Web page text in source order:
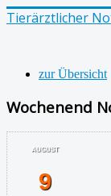
Tierärztlicher
zur Übersicht
Wochenend
AUGUST
9